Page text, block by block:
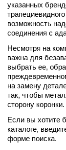
указанных
возможность
соединения с
Несмотря на
важна для
выбрать ее,
на замену
так, чтобы
сторону коронки.
Если вы хотите
каталоге,
форме поиска.